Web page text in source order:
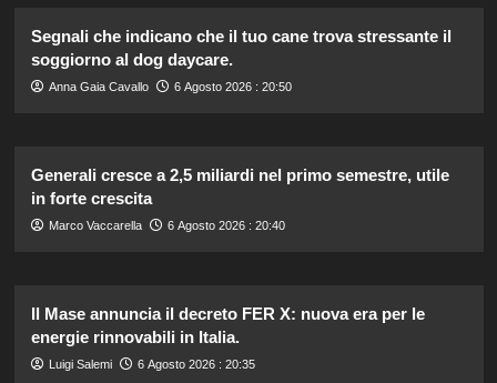
Segnali che indicano che il tuo cane trova stressante il
soggiorno al dog daycare.
Anna Gaia Cavallo 6 Agosto 2026 : 20:50
Generali cresce a 2,5 miliardi nel primo semestre, utile
in forte crescita
Marco Vaccarella 6 Agosto 2026 : 20:40
Il Mase annuncia il decreto FER X: nuova era per le
energie rinnovabili in Italia.
Luigi Salemi 6 Agosto 2026 : 20:35